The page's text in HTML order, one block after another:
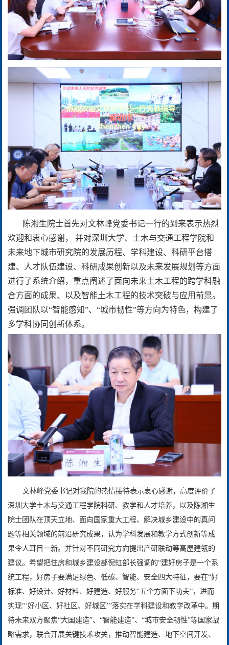
陈湘生院士首先对文林峰党委书记一行的到来表示热烈
欢迎和衷心感谢，
并对深圳大学、土木与交通工程学院和
未来地下城市研究院的发展历程、学科建设、科研平台搭
建、人才队伍建设、科研成果创新以及未来发展规划等方面
进行了系统介绍，重点阐述了面向未来土木工程的跨学科融
合方面的成果、以及智能土木工程的技术突破与应用前景。
强调团队以“智能感知”、“城市韧性”等方向为特色，构建了
多学科协同创新体系。
文林峰党委书记对我院的热情接待表示衷心感谢，高度评价了
深圳大学土木与交通工程学院科研、教学和人才培养，以及陈湘生
院士团队在顶天立地、面向国家重大工程、解决城乡建设中的真问
题等相关领域的前沿研究成果，认为学科发展和教学方式创新等成
果令人耳目一新。并针对不同研究方向提出产研联动等高屋建瓴的
建议。希望把住房和城乡建设部倪虹部长强调的“建好房子是一个系
统工程，好房子要满足绿色、低碳、智能、安全四大特征，要在“好
标准、好设计、好材料、好建造、好服务”五个方面下功夫”，进而
实现“‘好小区、好社区、好城区’”落实在学科建设和教学改革中。期
待未来双方聚焦“大国建造”、“智能建造”、“城市安全韧性”等国家战
略需求，联合开展关键技术攻关，推动智能建造、地下空间开发、